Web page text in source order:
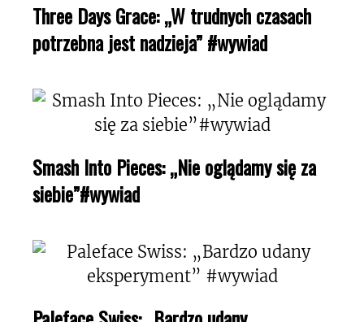
Three Days Grace: „W trudnych czasach
potrzebna jest nadzieja” #wywiad
Smash Into Pieces: „Nie oglądamy się za
siebie”#wywiad